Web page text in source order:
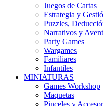
Juegos de Cartas
Estrategia y
Puzzles,
Narrativos y
Party Games
Wargames
Familiares
Infantiles
MINIATURAS
Games Workshop
Maquetas
Pinceles y